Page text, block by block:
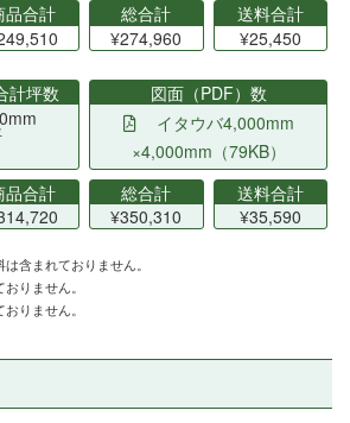
品合計
総合計
¥274,960
送料合計
¥25,450
計坪数
図面（PDF）数
イタウバ4,000mm
×4,000mm（79KB）
品合計
総合計
¥350,310
送料合計
¥35,590
含まれておりません。
りません。
りません。